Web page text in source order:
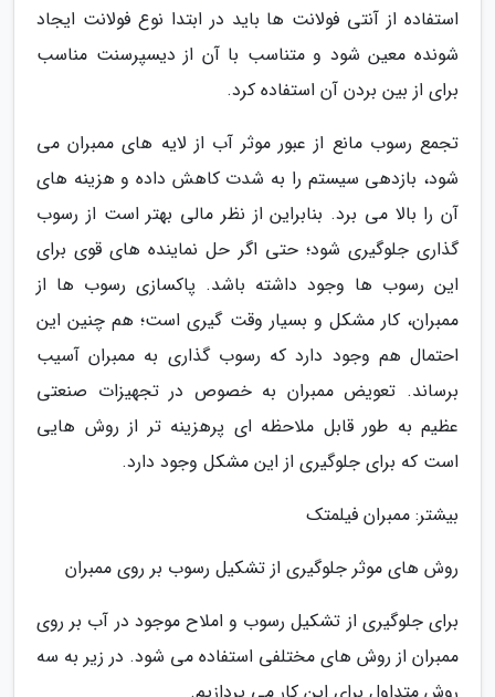
استفاده از آنتی فولانت ها باید در ابتدا نوع فولانت ایجاد
شونده معین شود و متناسب با آن از دیسپرسنت مناسب
برای از بین بردن آن استفاده کرد.
تجمع رسوب مانع از عبور موثر آب از لایه های ممبران می
شود، بازدهی سیستم را به شدت کاهش داده و هزینه های
آن را بالا می برد. بنابراین از نظر مالی بهتر است از رسوب
گذاری جلوگیری شود؛ حتی اگر حل نماینده های قوی برای
این رسوب ها وجود داشته باشد. پاکسازی رسوب ها از
ممبران، کار مشکل و بسیار وقت گیری است؛ هم چنین این
احتمال هم وجود دارد که رسوب گذاری به ممبران آسیب
برساند. تعویض ممبران به خصوص در تجهیزات صنعتی
عظیم به طور قابل ملاحظه ای پرهزینه تر از روش هایی
است که برای جلوگیری از این مشکل وجود دارد.
بیشتر: ممبران فیلمتک
روش های موثر جلوگیری از تشکیل رسوب بر روی ممبران
برای جلوگیری از تشکیل رسوب و املاح موجود در آب بر روی
ممبران از روش های مختلفی استفاده می شود. در زیر به سه